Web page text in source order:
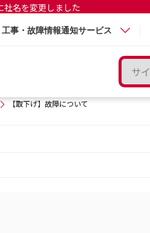
名を変更しました
工事・故障情報通知サービス
【取下げ】故障について